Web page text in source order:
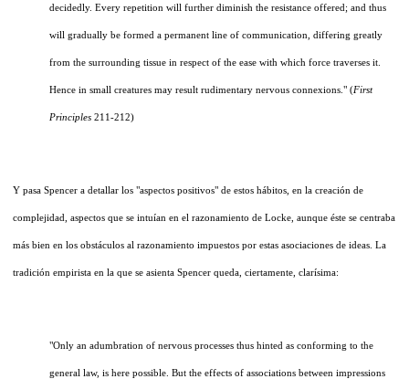
decidedly. Every repetition will further diminish the resistance offered; and thus
will gradually be formed a permanent line of communication, differing greatly
from the surrounding tissue in respect of the ease with which force traverses it.
Hence in small creatures may result rudimentary nervous connexions." (First
Principles 211-212)
Y pasa Spencer a detallar los "aspectos positivos" de estos hábitos, en la creación de
complejidad, aspectos que se intuían en el razonamiento de Locke, aunque éste se centraba
más bien en los obstáculos al razonamiento impuestos por estas asociaciones de ideas. La
tradición empirista en la que se asienta Spencer queda, ciertamente, clarísima:
"Only an adumbration of nervous processes thus hinted as conforming to the
general law, is here possible. But the effects of associations between impressions